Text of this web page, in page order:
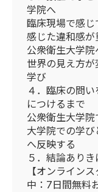
学院へ
臨床現場で感
感じた違和感が
公衆衛生大学
世界の見え方
学び
４．臨床の問
につけるまで
公衆衛生大学
大学院での学
へ反映する
５．結論あり
【オンライン
中：7日間無料